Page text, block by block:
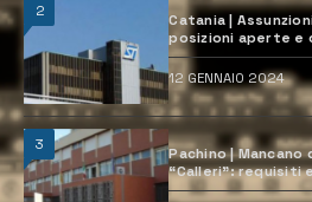
2
Catania |
posizioni aperte e
12 GENNAIO 2024
3
Pachino |
“Calleri”: requisiti